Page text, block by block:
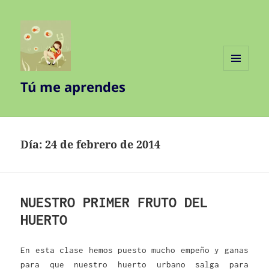
Tú me aprendes
Día:24 de febrero de 2014
NUESTRO PRIMER FRUTO DEL
HUERTO
En esta clase hemos puesto mucho empeño y ganas
para que nuestro huerto urbano salga para